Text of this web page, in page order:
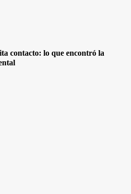
contacto: lo que encontró la